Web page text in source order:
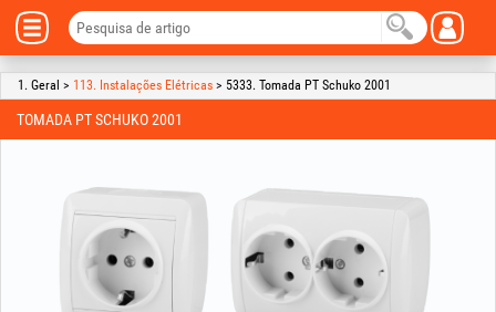
1. Geral > 113. Instalações Elétricas > 5333. Tomada PT Schuko 2001
TOMADA PT SCHUKO 2001